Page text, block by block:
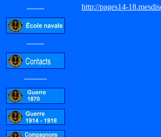
-------
-------
---------
http://pages14-